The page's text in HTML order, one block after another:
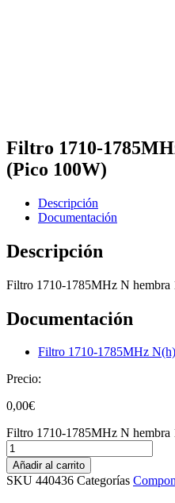
Filtro 1710-
(Pico 100W)
Descripción
Documentación
Descripción
Filtro 1710-1785MHz N hembra
Documentación
Filtro 1710-1785MHz
Precio:
0,00€
Filtro 1710-1785MHz N hembra
Añadir al carrito
SKU 440436 Categorías